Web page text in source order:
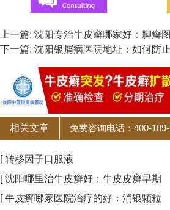
上一篇: 沈阳专治牛皮癣哪家好：脚癣
下一篇: 沈阳银屑病医院地址：如何防
相关文章 免费咨询电话：400-
[ 转移因子口服液
[ 沈阳哪里治牛皮癣好：牛皮皮癣早期
[ 牛皮癣哪家医院治疗的好：消银颗粒